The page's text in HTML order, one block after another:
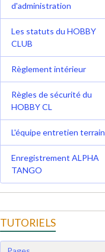
d'administration
Les statuts du HOBBY
CLUB
Règlement intérieur
Règles de sécurité du
HOBBY CL
L'équipe entretien terrain
Enregistrement ALPHA
TANGO
TUTORIELS